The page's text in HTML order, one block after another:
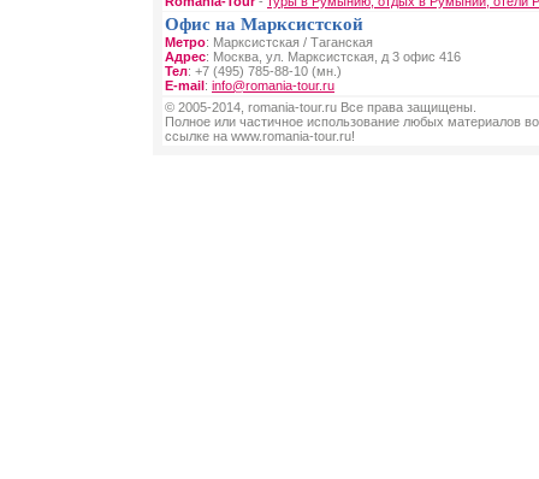
Офис на Марксистской
Метро: Марксистская / Таганская
Адрес: Москва, ул. Марксистская, д 3 офис 416
Тел: +7 (495) 785-88-10 (мн.)
E-mail: info@romania-tour.ru
© 2005-2014, romania-tour.ru Все права защищены.
Полное или частичное использование любых материалов
ссылке на www.romania-tour.ru!